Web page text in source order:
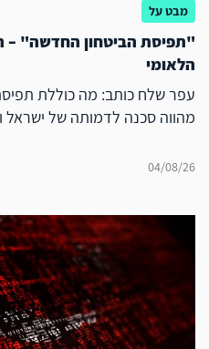
מבט על
"תפיסת הביטחון החדשה" –
הלאומי
עפר שלח כותב: מה כוללת
מהווה סכנה לדמותה של ישראל
04/08/26